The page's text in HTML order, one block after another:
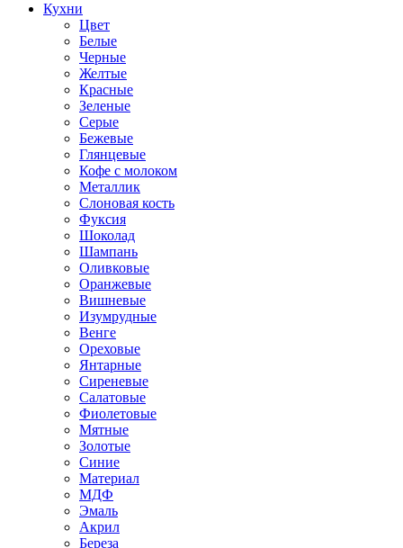
Кухни
Цвет
Белые
Черные
Желтые
Красные
Зеленые
Серые
Бежевые
Глянцевые
Кофе с молоком
Металлик
Слоновая кость
Фуксия
Шоколад
Шампань
Оливковые
Оранжевые
Вишневые
Изумрудные
Венге
Ореховые
Янтарные
Сиреневые
Салатовые
Фиолетовые
Мятные
Золотые
Синие
Материал
МДФ
Эмаль
Акрил
Береза